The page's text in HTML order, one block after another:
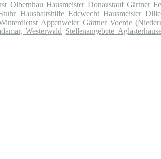
Olbernhau Hausmeister Donaustauf Gärtner
Haushaltshilfe Edewecht Hausmeister
Appenweier Gärtner Voerde
Westerwald Stellenangebote